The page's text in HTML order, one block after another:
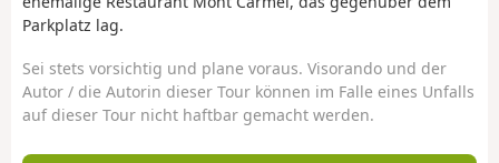
Parkplatz lag.
Sei stets vorsichtig und plane voraus. Visorando und der
Autor / die Autorin dieser Tour können im Falle eines Unfalls
auf dieser Tour nicht haftbar gemacht werden.